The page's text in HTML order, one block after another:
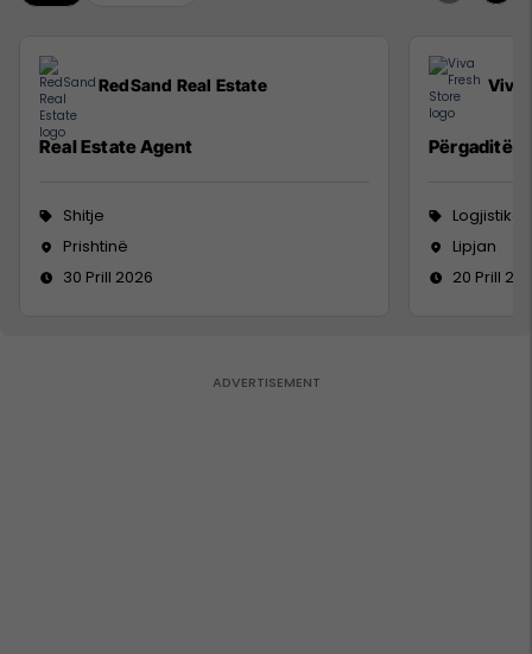
RedSand Real Estate
Real Estate Agent
Shitje
Prishtinë
30 Prill 2026
Viva
Përgaditës
Logjistikë
Lipjan
20 Prill